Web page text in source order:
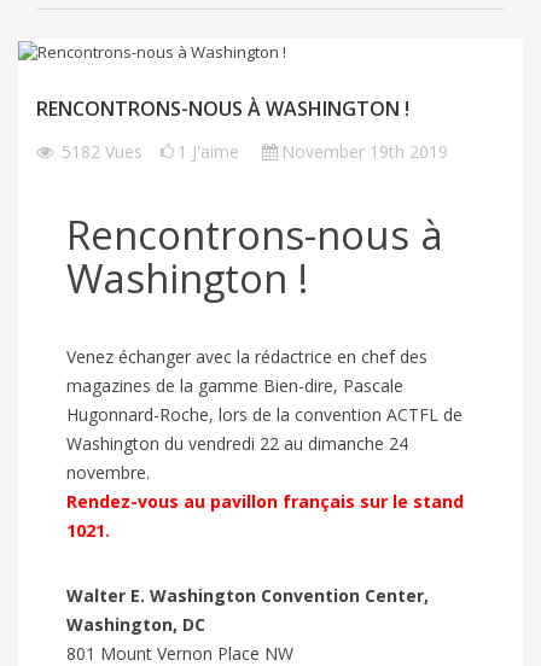
RENCONTRONS-NOUS À WASHINGTON !
5182 Vues 1 J'aime November 19th 2019
Rencontrons-nous à
Washington !
Venez échanger avec la rédactrice en chef des
magazines de la gamme Bien-dire, Pascale
Hugonnard-Roche, lors de la convention ACTFL de
Washington du vendredi 22 au dimanche 24
novembre.
Rendez-vous au pavillon français sur le stand
1021.
Walter E. Washington Convention Center,
Washington, DC
801 Mount Vernon Place NW